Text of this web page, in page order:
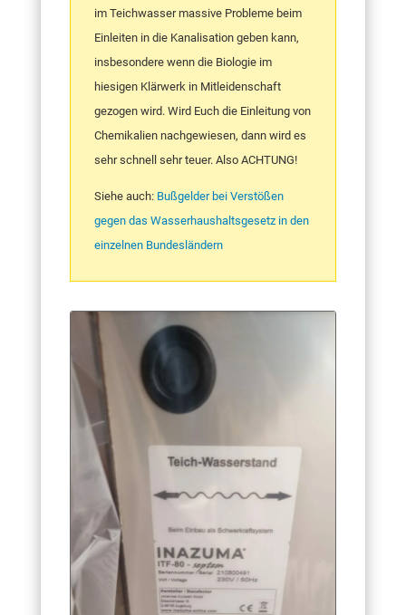
im Teichwasser massive Probleme beim
Einleiten in die Kanalisation geben kann,
insbesondere wenn die Biologie im
hiesigen Klärwerk in Mitleidenschaft
gezogen wird. Wird Euch die Einleitung von
Chemikalien nachgewiesen, dann wird es
sehr schnell sehr teuer. Also ACHTUNG!
Siehe auch: Bußgelder bei Verstößen
gegen das Wasserhaushaltsgesetz in den
einzelnen Bundesländern